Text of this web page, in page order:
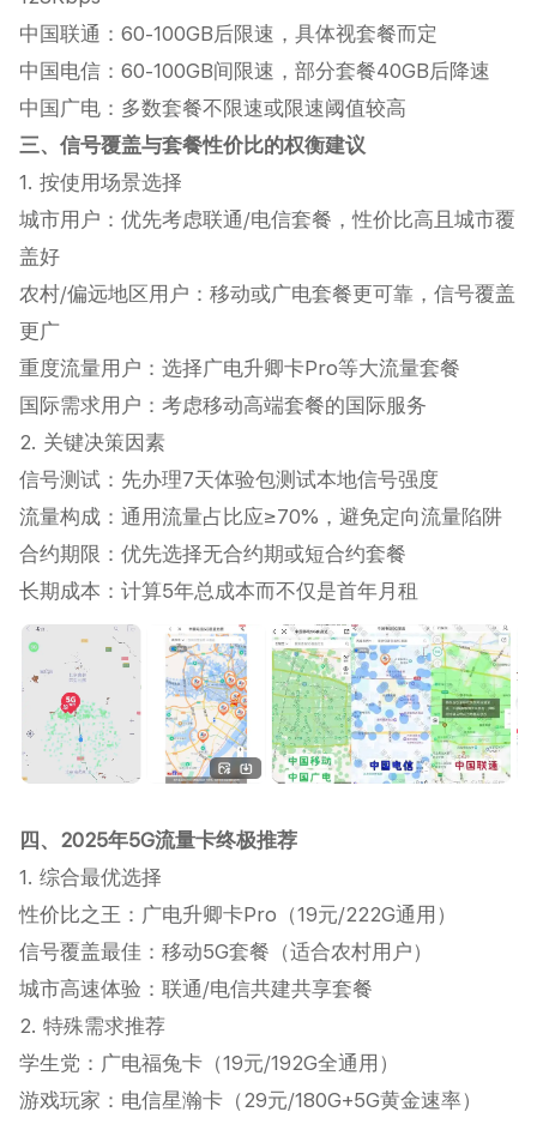
中国联通‌：60-100GB后限速，具体视套餐而定‌
中国电信‌：60-100GB间限速，部分套餐40GB后降速‌
中国广电‌：多数套餐不限速或限速阈值较高
三、信号覆盖与套餐性价比的权衡建议
1. 按使用场景选择
城市用户‌：优先考虑联通/电信套餐，性价比高且城市覆
盖好
农村/偏远地区用户‌：移动或广电套餐更可靠，信号覆盖
更广
重度流量用户‌：选择广电升卿卡Pro等大流量套餐
国际需求用户‌：考虑移动高端套餐的国际服务
2. 关键决策因素
信号测试‌：先办理7天体验包测试本地信号强度
流量构成‌：通用流量占比应≥70%，避免定向流量陷阱
合约期限‌：优先选择无合约期或短合约套餐
长期成本‌：计算5年总成本而不仅是首年月租
四、2025年5G流量卡终极推荐
1. 综合最优选择
性价比之王‌：广电升卿卡Pro（19元/222G通用）
信号覆盖最佳‌：移动5G套餐（适合农村用户）
城市高速体验‌：联通/电信共建共享套餐
2. 特殊需求推荐
学生党‌：广电福兔卡（19元/192G全通用）
游戏玩家‌：电信星瀚卡（29元/180G+5G黄金速率）